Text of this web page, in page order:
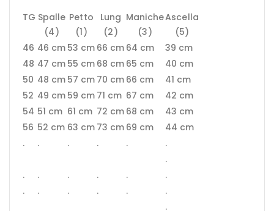
TG Spalle
(4)
Petto
(1)
Lung
(2)
Maniche
(3)
Ascella
(5)
46 46 cm 53 cm 66 cm 64 cm
39 cm
48 47 cm 55 cm 68 cm 65 cm
40 cm
50 48 cm 57 cm 70 cm 66 cm
41 cm
52 49 cm 59 cm 71 cm 67 cm
42 cm
54 51 cm 61 cm 72 cm 68 cm
43 cm
56 52 cm 63 cm 73 cm 69 cm
44 cm
.
. . . .
.
.
.
. . . .
.
.
. . . .
.
.